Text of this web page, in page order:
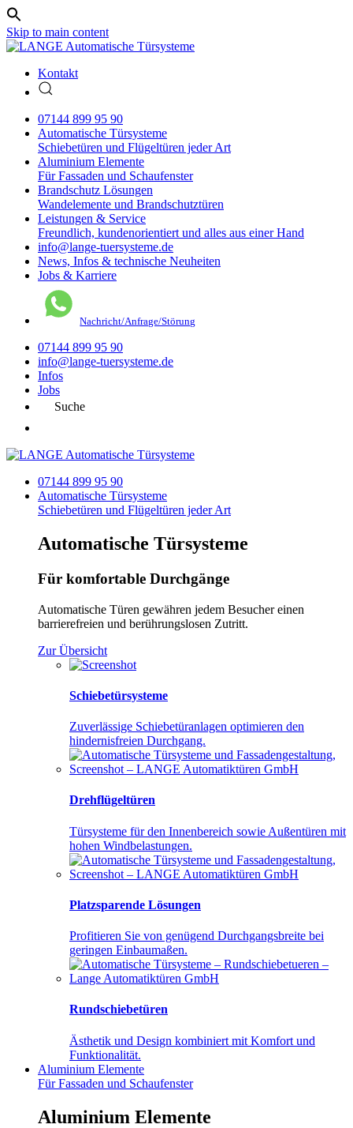
Skip to main content
Kontakt
07144 899 95 90
Automatische Türsysteme
Schiebetüren und Flügeltüren jeder Art
Aluminium Elemente
Für Fassaden und Schaufenster
Brandschutz Lösungen
Wandelemente und Brandschutztüren
Leistungen & Service
Freundlich, kundenorientiert und alles aus einer Hand
info@lange-tuersysteme.de
News, Infos & technische Neuheiten
Jobs & Karriere
Nachricht/Anfrage/Störung
07144 899 95 90
info@lange-tuersysteme.de
Infos
Jobs
Suche
07144 899 95 90
Automatische Türsysteme
Schiebetüren und Flügeltüren jeder Art
Automatische Türsysteme
Für komfortable Durchgänge
Automatische Türen gewähren jedem Besucher einen
barrierefreien und berührungslosen Zutritt.
Zur Übersicht
Schiebetürsysteme
Zuverlässige Schiebetüranlagen optimieren den
hindernisfreien Durchgang.
Drehflügeltüren
Türsysteme für den Innenbereich sowie Außentüren mit
hohen Windbelastungen.
Platzsparende Lösungen
Profitieren Sie von genügend Durchgangsbreite bei
geringen Einbaumaßen.
Rundschiebetüren
Ästhetik und Design kombiniert mit Komfort und
Funktionalität.
Aluminium Elemente
Für Fassaden und Schaufenster
Aluminium Elemente